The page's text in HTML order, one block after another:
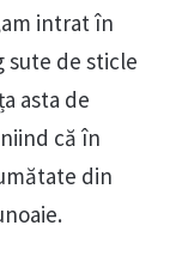
intrat în
sute de sticle
asta de
că în
din